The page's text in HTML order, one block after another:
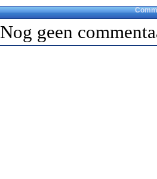
Nog geen